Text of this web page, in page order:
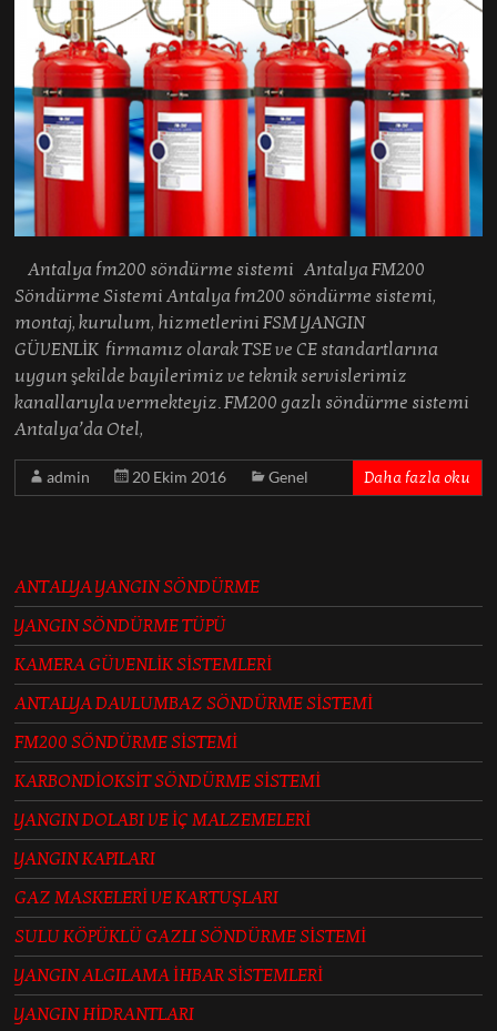
Antalya fm200 söndürme sistemi Antalya FM200
Söndürme Sistemi Antalya fm200 söndürme sistemi,
montaj, kurulum, hizmetlerini FSM YANGIN
GÜVENLİK firmamız olarak TSE ve CE standartlarına
uygun şekilde bayilerimiz ve teknik servislerimiz
kanallarıyla vermekteyiz. FM200 gazlı söndürme sistemi
Antalya’da Otel,
admin 20 Ekim 2016 Genel Daha fazla oku
ANTALYA YANGIN SÖNDÜRME
YANGIN SÖNDÜRME TÜPÜ
KAMERA GÜVENLİK SİSTEMLERİ
ANTALYA DAVLUMBAZ SÖNDÜRME SİSTEMİ
FM200 SÖNDÜRME SİSTEMİ
KARBONDİOKSİT SÖNDÜRME SİSTEMİ
YANGIN DOLABI VE İÇ MALZEMELERİ
YANGIN KAPILARI
GAZ MASKELERİ VE KARTUŞLARI
SULU KÖPÜKLÜ GAZLI SÖNDÜRME SİSTEMİ
YANGIN ALGILAMA İHBAR SİSTEMLERİ
YANGIN HİDRANTLARI